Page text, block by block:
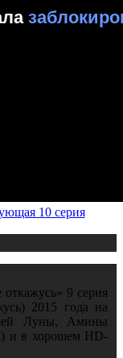
10 серия
9 серия
2015 года на
Луны, Амины
и в хорошем HD-